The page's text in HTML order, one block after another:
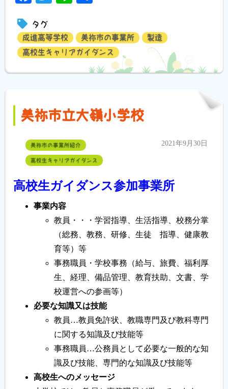
タグ
成進高等学校 美祢市の事業所
製造
高校生キャリアガイダンス
美祢市立大嶺小学校
美祢市の事業所紹介
高校生キャリアガイダンス
2021年9月30日
高校生ガイダンス参加事業所
事業内容
教員・・・学習指導、生活指導、校務分掌
（総務、教務、研修、生徒 指導、健康教
育等）等
事務職員・学校事務（給与、旅費、福利厚
生、経理、備品管理、教育扶助、文書、学
校運営への参画等）
必要な知識又は技能
教員…教員免許状、教職専門及び教科専門
に関する知識及び技能等
事務職員…公務員として必要な一般的な知
識及び技能、専門的な知識及び技能等
高校生へのメッセージ